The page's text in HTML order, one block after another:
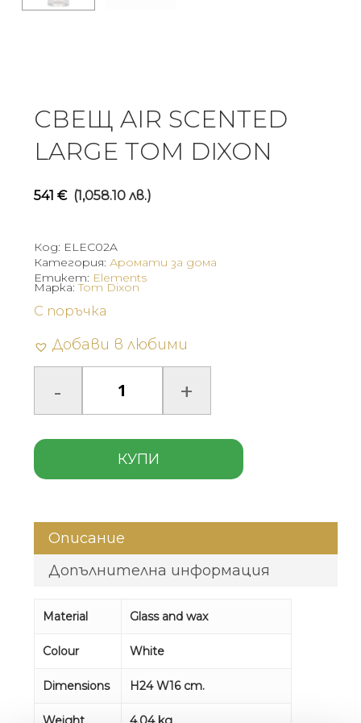
СВЕЩ AIR SCENTED
LARGE TOM DIXON
541 € (1,058.10 лв.)
Код: ELEC02A
Категория: Аромати за дома
Етикет: Elements
С поръчка
Добави в любими
КУПИ
Марка:Tom Dixon
Описание
Допълнителна информация
Material Glass and wax
Colour White
Dimensions H24 W16 cm.